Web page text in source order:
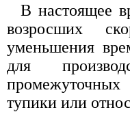
В настоящее
возросших
уменьшения
для
тупики или